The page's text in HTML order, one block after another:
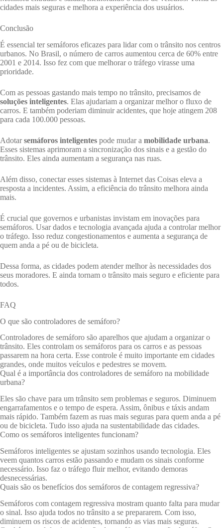
cidades mais seguras e melhora a experiência dos usuários.
Conclusão
É essencial ter semáforos eficazes para lidar com o trânsito nos centros
urbanos. No Brasil, o número de carros aumentou cerca de 60% entre
2001 e 2014. Isso fez com que melhorar o tráfego virasse uma
prioridade.
Com as pessoas gastando mais tempo no trânsito, precisamos de
soluções inteligentes. Elas ajudariam a organizar melhor o fluxo de
carros. E também poderiam diminuir acidentes, que hoje atingem 208
para cada 100.000 pessoas.
Adotarsemáforos inteligentes pode mudar a mobilidade urbana.
Esses sistemas aprimoram a sincronização dos sinais e a gestão do
trânsito. Eles ainda aumentam a segurança nas ruas.
Além disso, conectar esses sistemas à Internet das Coisas eleva a
resposta a incidentes. Assim, a eficiência do trânsito melhora ainda
mais.
É crucial que governos e urbanistas invistam em inovações para
semáforos. Usar dados e tecnologia avançada ajuda a controlar melhor
o tráfego. Isso reduz congestionamentos e aumenta a segurança de
quem anda a pé ou de bicicleta.
Dessa forma, as cidades podem atender melhor às necessidades dos
seus moradores. E ainda tornam o trânsito mais seguro e eficiente para
todos.
FAQ
O que são controladores de semáforo?
Controladores de semáforo são aparelhos que ajudam a organizar o
trânsito. Eles controlam os semáforos para os carros e as pessoas
passarem na hora certa. Esse controle é muito importante em cidades
grandes, onde muitos veículos e pedestres se movem.
Qual é a importância dos controladores de semáforo na mobilidade
urbana?
Eles são chave para um trânsito sem problemas e seguros. Diminuem
engarrafamentos e o tempo de espera. Assim, ônibus e táxis andam
mais rápido. Também fazem as ruas mais seguras para quem anda a pé
ou de bicicleta. Tudo isso ajuda na sustentabilidade das cidades.
Como os semáforos inteligentes funcionam?
Semáforos inteligentes se ajustam sozinhos usando tecnologia. Eles
veem quantos carros estão passando e mudam os sinais conforme
necessário. Isso faz o tráfego fluir melhor, evitando demoras
desnecessárias.
Quais são os benefícios dos semáforos de contagem regressiva?
Semáforos com contagem regressiva mostram quanto falta para mudar
o sinal. Isso ajuda todos no trânsito a se prepararem. Com isso,
diminuem os riscos de acidentes, tornando as vias mais seguras.